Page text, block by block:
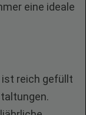
eine ideale
ist reich gefüllt